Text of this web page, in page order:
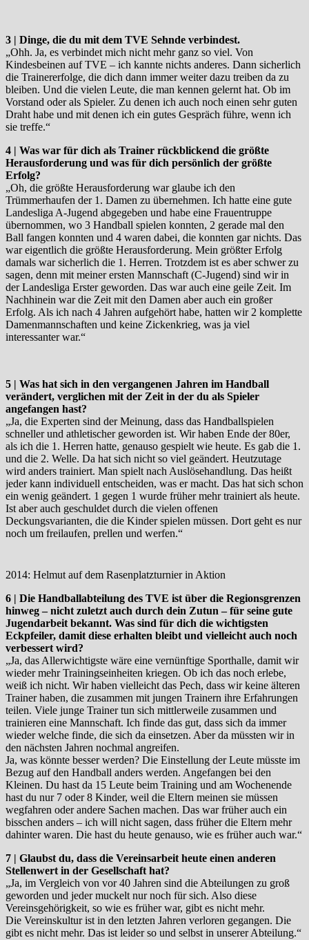
3 | Dinge, die du mit dem TVE Sehnde verbindest.
„Ohh. Ja, es verbindet mich nicht mehr ganz so viel. Von
Kindesbeinen auf TVE – ich kannte nichts anderes. Dann sicherlich
die Trainererfolge, die dich dann immer weiter dazu treiben da zu
bleiben. Und die vielen Leute, die man kennen gelernt hat. Ob im
Vorstand oder als Spieler. Zu denen ich auch noch einen sehr guten
Draht habe und mit denen ich ein gutes Gespräch führe, wenn ich
sie treffe.“
4 | Was war für dich als Trainer rückblickend die größte
Herausforderung und was für dich persönlich der größte
Erfolg?
„Oh, die größte Herausforderung war glaube ich den
Trümmerhaufen der 1. Damen zu übernehmen. Ich hatte eine gute
Landesliga A-Jugend abgegeben und habe eine Frauentruppe
übernommen, wo 3 Handball spielen konnten, 2 gerade mal den
Ball fangen konnten und 4 waren dabei, die konnten gar nichts. Das
war eigentlich die größte Herausforderung. Mein größter Erfolg
damals war sicherlich die 1. Herren. Trotzdem ist es aber schwer zu
sagen, denn mit meiner ersten Mannschaft (C-Jugend) sind wir in
der Landesliga Erster geworden. Das war auch eine geile Zeit. Im
Nachhinein war die Zeit mit den Damen aber auch ein großer
Erfolg. Als ich nach 4 Jahren aufgehört habe, hatten wir 2 komplette
Damenmannschaften und keine Zickenkrieg, was ja viel
interessanter war.“
5 | Was hat sich in den vergangenen Jahren im Handball
verändert, verglichen mit der Zeit in der du als Spieler
angefangen hast?
„Ja, die Experten sind der Meinung, dass das Handballspielen
schneller und athletischer geworden ist. Wir haben Ende der 80er,
als ich die 1. Herren hatte, genauso gespielt wie heute. Es gab die 1.
und die 2. Welle. Da hat sich nicht so viel geändert. Heutzutage
wird anders trainiert. Man spielt nach Auslösehandlung. Das heißt
jeder kann individuell entscheiden, was er macht. Das hat sich schon
ein wenig geändert. 1 gegen 1 wurde früher mehr trainiert als heute.
Ist aber auch geschuldet durch die vielen offenen
Deckungsvarianten, die die Kinder spielen müssen. Dort geht es nur
noch um freilaufen, prellen und werfen.“
2014: Helmut auf dem Rasenplatzturnier in Aktion
6 | Die Handballabteilung des TVE ist über die Regionsgrenzen
hinweg – nicht zuletzt auch durch dein Zutun – für seine gute
Jugendarbeit bekannt. Was sind für dich die wichtigsten
Eckpfeiler, damit diese erhalten bleibt und vielleicht auch noch
verbessert wird?
„Ja, das Allerwichtigste wäre eine vernünftige Sporthalle, damit wir
wieder mehr Trainingseinheiten kriegen. Ob ich das noch erlebe,
weiß ich nicht. Wir haben vielleicht das Pech, dass wir keine älteren
Trainer haben, die zusammen mit jungen Trainern ihre Erfahrungen
teilen. Viele junge Trainer tun sich mittlerweile zusammen und
trainieren eine Mannschaft. Ich finde das gut, dass sich da immer
wieder welche finde, die sich da einsetzen. Aber da müssten wir in
den nächsten Jahren nochmal angreifen.
Ja, was könnte besser werden? Die Einstellung der Leute müsste im
Bezug auf den Handball anders werden. Angefangen bei den
Kleinen. Du hast da 15 Leute beim Training und am Wochenende
hast du nur 7 oder 8 Kinder, weil die Eltern meinen sie müssen
wegfahren oder andere Sachen machen. Das war früher auch ein
bisschen anders – ich will nicht sagen, dass früher die Eltern mehr
dahinter waren. Die hast du heute genauso, wie es früher auch war.“
7 | Glaubst du, dass die Vereinsarbeit heute einen anderen
Stellenwert in der Gesellschaft hat?
„Ja, im Vergleich von vor 40 Jahren sind die Abteilungen zu groß
geworden und jeder muckelt nur noch für sich. Also diese
Vereinsgehörigkeit, so wie es früher war, gibt es nicht mehr.
Die Vereinskultur ist in den letzten Jahren verloren gegangen. Die
gibt es nicht mehr. Das ist leider so und selbst in unserer Abteilung.“